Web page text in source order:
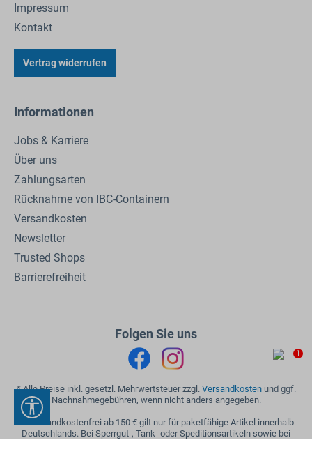
Impressum
Kontakt
Vertrag widerrufen
Informationen
Jobs & Karriere
Über uns
Zahlungsarten
Rücknahme von IBC-Containern
Versandkosten
Newsletter
Trusted Shops
Barrierefreiheit
Folgen Sie uns
* Alle Preise inkl. gesetzl. Mehrwertsteuer zzgl. Versandkostenund ggf.
Nachnahmegebühren, wenn nicht anders angegeben.
** Versandkostenfrei ab 150 € gilt nur für paketfähige Artikel innerhalb
Deutschlands. Bei Sperrgut-, Tank- oder Speditionsartikeln sowie bei
Werkzeugleiste anzeigen
1